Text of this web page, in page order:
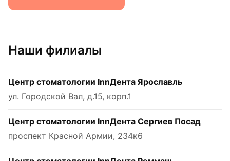
Наши филиалы
Центр стоматологии InnДента Ярославль
ул. Городской Вал, д.15, корп.1
Центр стоматологии InnДента Сергиев Посад
проспект Красной Армии, 234к6